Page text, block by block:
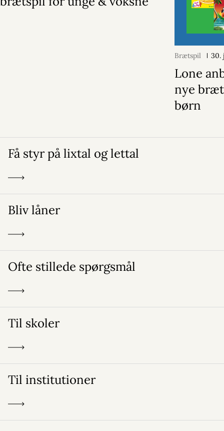
Brætspil 30.
Lone
nye
børn
Få styr på lixtal og lettal
Bliv låner
Ofte stillede spørgsmål
Til skoler
Til institutioner